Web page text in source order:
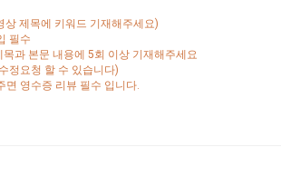
상 제목에 키워드 기재해주세요)
필수
과 본문 내용에 5회 이상 기재해주세요
정요청 할 수 있습니다)
면 영수증 리뷰 필수 입니다.